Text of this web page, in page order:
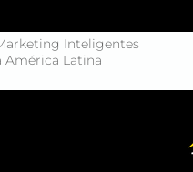
Inteligentes
América Latina